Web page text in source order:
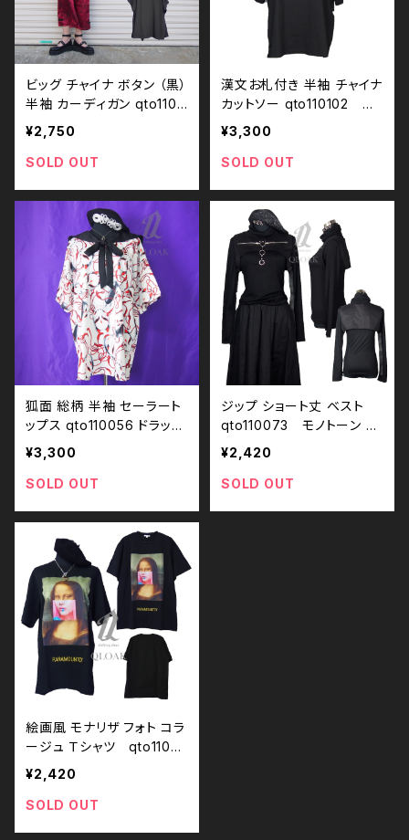
ビッグ チャイナ ボタン （黒）
半袖 カーディガン qto1100
04_bk 中華 ユニセックス
パンク ロック Ｖ 系 原宿 個
性的 drughoney ドラッグ
¥2,750
SOLD OUT
漢文お札付き 半袖 チャイナ
カットソー qto110102 チ
ャイナボタン 中華 コーデ
パンク ロック Ｖ 系 原宿 個
性的
¥3,300
SOLD OUT
狐面 総柄 半袖 セーラート
ップス qto110056 ドラッグ
ハニー drughoney
¥3,300
SOLD OUT
ジップ ショート丈 ベスト
qto110073 モノトーン ブ
ラックコーデ 黒コーデ モー
ド 系 ゴス ゴシック パンク
ロック Ｖ 系 韓国ファッショ
¥2,420
SOLD OUT
絵画風 モナリザ フォト コラ
ージュ Ｔシャツ qto11005
3 パロディ パロＴ
¥2,420
SOLD OUT